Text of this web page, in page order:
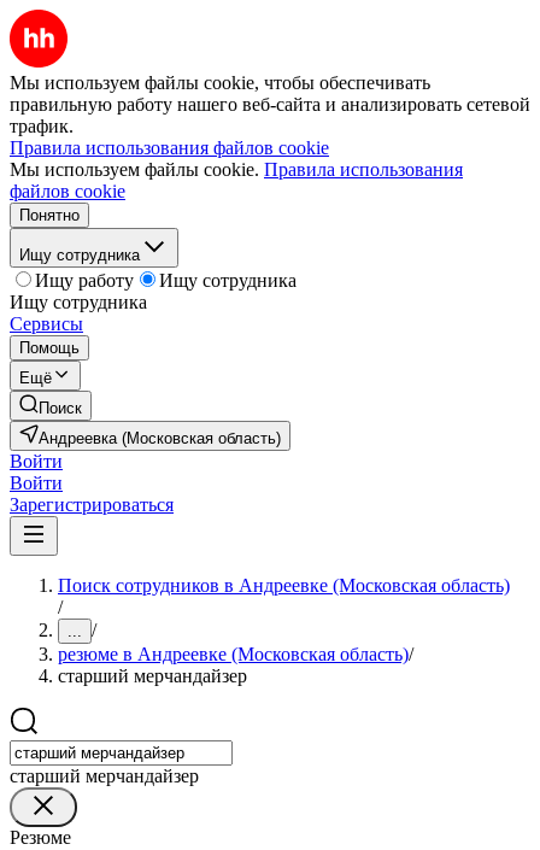
Мы используем файлы cookie, чтобы обеспечивать
правильную работу нашего веб-сайта и анализировать сетевой
трафик.
Правила использования файлов cookie
Мы используем файлы cookie. Правила использования
файлов cookie
Понятно
Ищу сотрудника
Ищу работу
Ищу сотрудника
Ищу сотрудника
Сервисы
Помощь
Ещё
Поиск
Андреевка (Московская область)
Войти
Войти
Зарегистрироваться
Поиск сотрудников в Андреевке (Московская область)
/
... /
резюме в Андреевке (Московская область)/
старший мерчандайзер
старший мерчандайзер
Резюме